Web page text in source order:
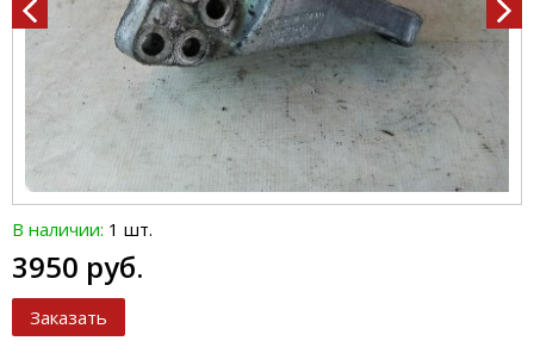
В наличии: 1 шт.
3950 руб.
Заказать